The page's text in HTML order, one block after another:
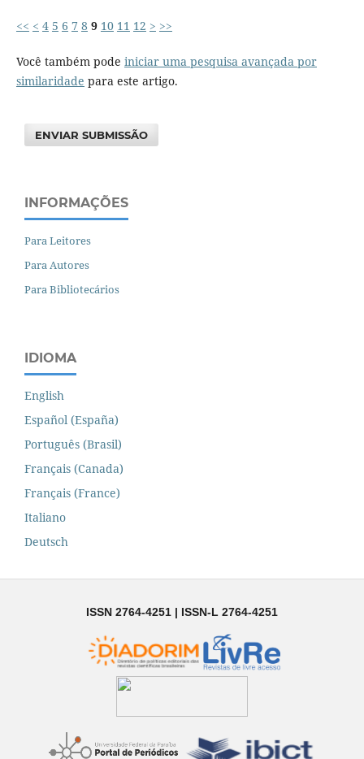
<< < 4 5 6 7 8 9 10 11 12 > >>
Você também pode iniciar uma pesquisa avançada por
similaridade para este artigo.
ENVIAR SUBMISSÃO
INFORMAÇÕES
Para Leitores
Para Autores
Para Bibliotecários
IDIOMA
English
Español (España)
Português (Brasil)
Français (Canada)
Français (France)
Italiano
Deutsch
ISSN 2764-4251 | ISSN-L 2764-4251